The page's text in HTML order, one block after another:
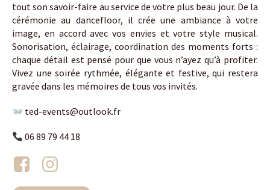
tout son savoir-faire au service de votre plus beau jour. De la
cérémonie au dancefloor, il crée une ambiance à votre
image, en accord avec vos envies et votre style musical.
Sonorisation, éclairage, coordination des moments forts :
chaque détail est pensé pour que vous n’ayez qu’à profiter.
Vivez une soirée rythmée, élégante et festive, qui restera
gravée dans les mémoires de tous vos invités.
ted-events@outlook.fr
06 89 79 44 18